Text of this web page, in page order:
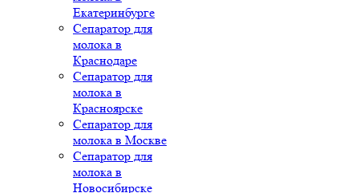
Екатеринбурге
Сепаратор для
молока в
Краснодаре
Сепаратор для
молока в
Красноярске
Сепаратор для
молока в Москве
Сепаратор для
молока в
Новосибирске